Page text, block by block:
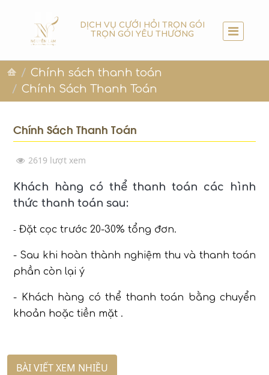
DỊCH VỤ CƯỚI HỎI TRỌN GÓI
TRỌN GÓI YÊU THƯƠNG
Chính sách thanh toán
Chính Sách Thanh Toán
Chính Sách Thanh Toán
2619 lượt xem
Khách hàng có thể thanh toán các hình
thức thanh toán sau:
- Đặt cọc trước 20-30% tổng đơn.
- Sau khi hoàn thành nghiệm thu và thanh toán
phần còn lại ý
- Khách hàng có thể thanh toán bằng chuyển
khoản hoặc tiền mặt .
BÀI VIẾT XEM NHIỀU